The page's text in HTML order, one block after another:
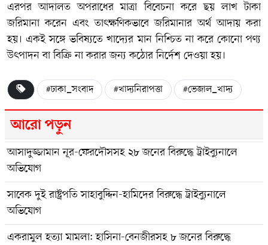
এরপর আদালত অপরাধের মাত্রা বিবেচনা করে ছয় লাখ টাকা
জরিমানা করেন এবং তাৎক্ষণিকভাবে জরিমানার অর্থ আদায় করা
হয়। একই সঙ্গে ভবিষ্যতে খাদ্যের মান নিশ্চিত না করে কোনো পণ্য
উৎপাদন বা বিক্রি না করার জন্য কঠোর নির্দেশ দেওয়া হয়।
#ঢাকা_সংবাদ #খাদ্যনিরাপত্তা #ভেজাল_খাদ্য
আরো পড়ুন
আসাদুজ্জামান নূর-ফেরদৌসসহ ২৮ জনের বিরুদ্ধে ট্রাইব্যুনালে
অভিযোগ
সাবেক দুই রাষ্ট্রপতি সাহাবুদ্দিন-হামিদের বিরুদ্ধে ট্রাইব্যুনালে
অভিযোগ
একরামুল হত্যা মামলা: হাসিনা-বেনজীরসহ ৮ জনের বিরুদ্ধে